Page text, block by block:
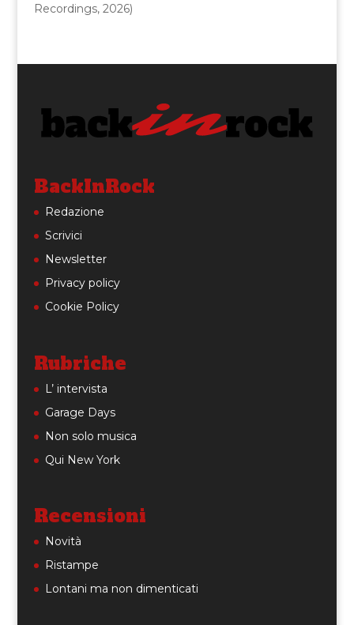
Recordings, 2026)
BackInRock
Redazione
Scrivici
Newsletter
Privacy policy
Cookie Policy
Rubriche
L’ intervista
Garage Days
Non solo musica
Qui New York
Recensioni
Novità
Ristampe
Lontani ma non dimenticati